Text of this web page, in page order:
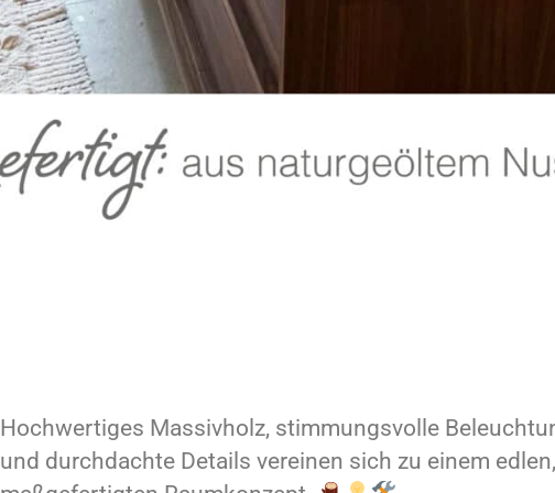
Hochwertiges Massivholz, stimmungsvolle
und durchdachte Details vereinen sich zu einem edlen,